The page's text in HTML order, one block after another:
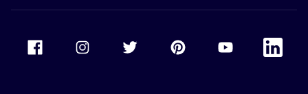
Accor Youtube
Accor